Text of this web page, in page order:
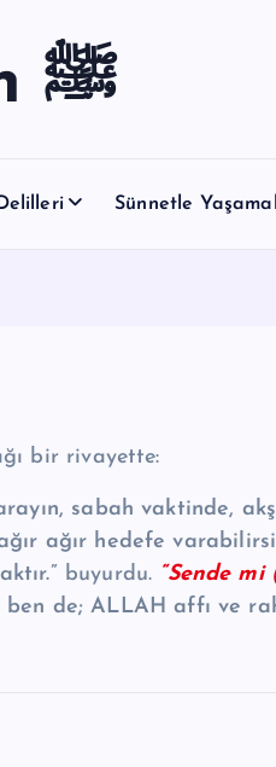
Resulullah ﷺ
Sünnetle
bir rivayette:
sabah vaktinde,
ağır hedefe
buyurdu. “Sende
ben de; ALLAH affı ve